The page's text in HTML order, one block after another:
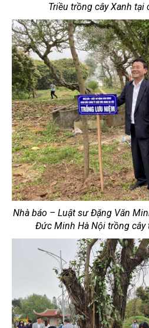
Triều trồng cây Xanh tại
Nhà báo – Luật sư Đặng Văn
Đức Minh Hà Nội trồng cây